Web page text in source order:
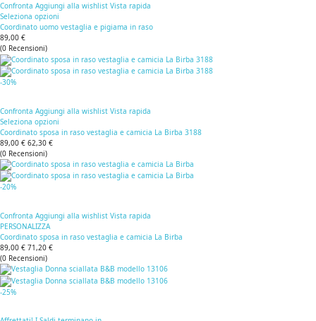
Confronta Aggiungi alla wishlist Vista rapida
Seleziona opzioni
Coordinato uomo vestaglia e pigiama in raso
89,00 €
(0 Recensioni)
-30%
Confronta Aggiungi alla wishlist Vista rapida
Seleziona opzioni
Coordinato sposa in raso vestaglia e camicia La Birba 3188
89,00 € 62,30 €
(0 Recensioni)
-20%
Confronta Aggiungi alla wishlist Vista rapida
PERSONALIZZA
Coordinato sposa in raso vestaglia e camicia La Birba
89,00 € 71,20 €
(0 Recensioni)
-25%